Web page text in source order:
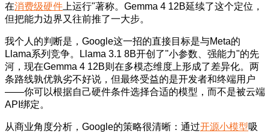
在消费级硬件 上运行"著称。Gemma 4 12B延续了这个定位，
但把能力边界又往前推了一大步。
我个人的判断是，Google这一招的直接目标是与Meta的
Llama系列竞争。Llama 3.1 8B开创了"小参数、强能力"的先
河，现在Gemma 4 12B则在多模态维度上形成了差异化。两
条路线孰优孰劣不好说，但最终受益的是开发者和终端用户
——你可以根据自己硬件条件选择合适的模型，而不是被云端
API绑定。
从商业角度分析，Google的策略很清晰：通过开源小模型吸